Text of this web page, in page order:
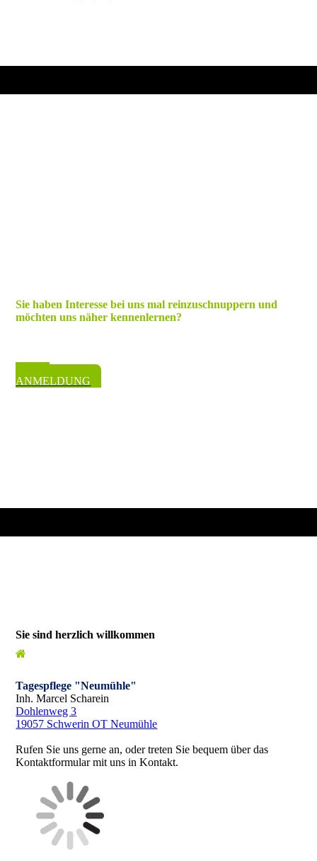
Sie haben Interesse bei uns mal reinzuschnuppern und
möchten uns näher kennenlernen?
ZUR
ANMELDUNG
Sie sind herzlich willkommen
Tagespflege "Neumühle"
Inh. Marcel Scharein
Dohlenweg 3
19057 Schwerin OT Neumühle
Rufen Sie uns gerne an, oder treten Sie bequem über das
Kontaktformular mit uns in Kontakt.